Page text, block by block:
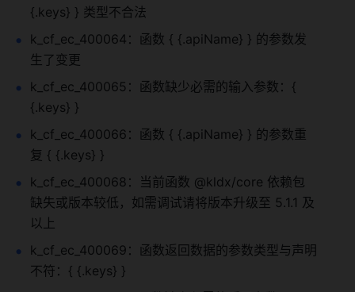
{.keys} } 类型不合法
k_cf_ec_400064：函数 { {.apiName} } 的参数发
生了变更
k_cf_ec_400065：函数缺少必需的输入参数：{
{.keys} }
k_cf_ec_400066：函数 { {.apiName} } 的参数重
复 { {.keys} }
k_cf_ec_400068：当前函数 @kldx/core 依赖包
缺失或版本较低，如需调试请将版本升级至 5.1.1 及
以上
k_cf_ec_400069：函数返回数据的参数类型与声明
不符：{ {.keys} }